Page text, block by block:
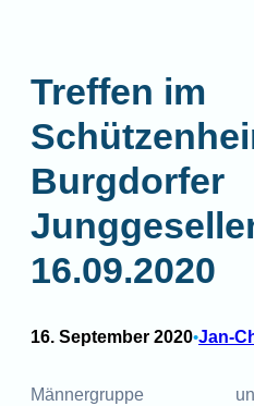
Treffen im
Burgdorfer
16.09.2020
16. September 2020•Jan-
Männergruppe